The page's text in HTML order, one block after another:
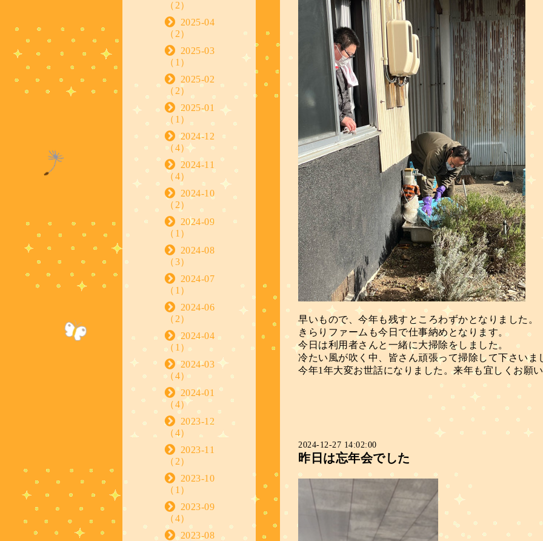
早いもので、今年も残すところわずかとなりました。
きらりファームも今日で仕事納めとなります。
今日は利用者さんと一緒に大掃除をしました。
冷たい風が吹く中、皆さん頑張って掃除して下さいま
今年1年大変お世話になりました。来年も宜しくお願
2024-12-27 14:02:00
昨日は忘年会でした
（2）
2025-04
（2）
2025-03
（1）
2025-02
（2）
2025-01
（1）
2024-12
（4）
2024-11
（4）
2024-10
（2）
2024-09
（1）
2024-08
（3）
2024-07
（1）
2024-06
（2）
2024-04
（1）
2024-03
（4）
2024-01
（4）
2023-12
（4）
2023-11
（2）
2023-10
（1）
2023-09
（4）
2023-08